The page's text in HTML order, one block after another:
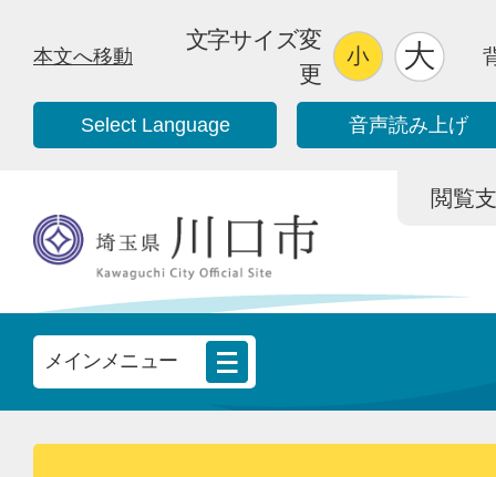
本文へ移動
文字サイズ変
更
Select Language 音声読み上げ
閲覧
メインメニュー